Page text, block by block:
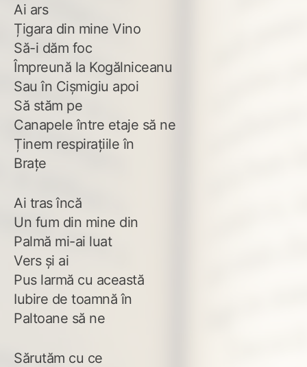
Ai ars
Țigara din mine Vino
Să-i dăm foc
Împreună la Kogălniceanu
Sau în Cișmigiu apoi
Să stăm pe
Canapele între etaje să ne
Ținem respirațiile în
Brațe
Ai tras încă
Un fum din mine din
Palmă mi-ai luat
Vers și ai
Pus larmă cu această
Iubire de toamnă în
Paltoane să ne
Sărutăm cu ce